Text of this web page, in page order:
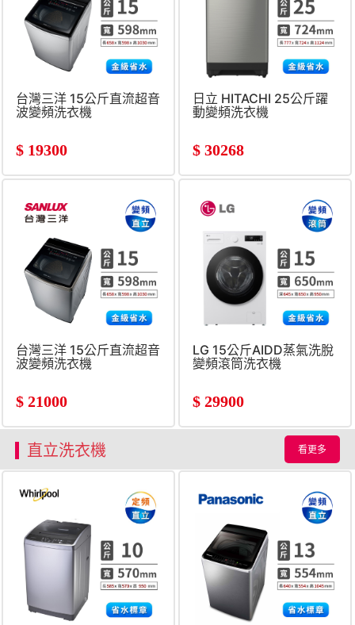
台灣三洋 15公斤直流超音
波變頻洗衣機
$ 19300
日立 HITACHI 25公斤躍
動變頻洗衣機
$ 30268
台灣三洋 15公斤直流超音
波變頻洗衣機
$ 21000
LG 15公斤AIDD蒸氣洗脫
變頻滾筒洗衣機
$ 29900
直立洗衣機 看更多